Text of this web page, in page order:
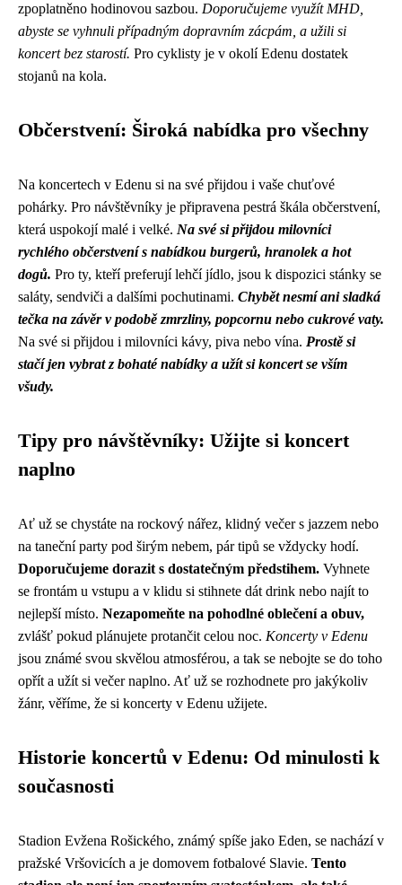
zpoplatněno hodinovou sazbou. Doporučujeme využít MHD,
abyste se vyhnuli případným dopravním zácpám, a užili si
koncert bez starostí. Pro cyklisty je v okolí Edenu dostatek
stojanů na kola.
Občerstvení: Široká nabídka pro všechny
Na koncertech v Edenu si na své přijdou i vaše chuťové
pohárky. Pro návštěvníky je připravena pestrá škála občerstvení,
která uspokojí malé i velké. Na své si přijdou milovníci
rychlého občerstvení s nabídkou burgerů, hranolek a hot
dogů. Pro ty, kteří preferují lehčí jídlo, jsou k dispozici stánky se
saláty, sendviči a dalšími pochutinami. Chybět nesmí ani sladká
tečka na závěr v podobě zmrzliny, popcornu nebo cukrové vaty.
Na své si přijdou i milovníci kávy, piva nebo vína. Prostě si
stačí jen vybrat z bohaté nabídky a užít si koncert se vším
všudy.
Tipy pro návštěvníky: Užijte si koncert
naplno
Ať už se chystáte na rockový nářez, klidný večer s jazzem nebo
na taneční party pod širým nebem, pár tipů se vždycky hodí.
Doporučujeme dorazit s dostatečným předstihem. Vyhnete
se frontám u vstupu a v klidu si stihnete dát drink nebo najít to
nejlepší místo. Nezapomeňte na pohodlné oblečení a obuv,
zvlášť pokud plánujete protančit celou noc. Koncerty v Edenu
jsou známé svou skvělou atmosférou, a tak se nebojte se do toho
opřít a užít si večer naplno. Ať už se rozhodnete pro jakýkoliv
žánr, věříme, že si koncerty v Edenu užijete.
Historie koncertů v Edenu: Od minulosti k
současnosti
Stadion Evžena Rošického, známý spíše jako Eden, se nachází v
pražské Vršovicích a je domovem fotbalové Slavie. Tento